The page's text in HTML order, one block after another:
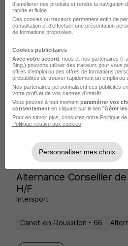
Rejoins notre Ecole
Technicien·ne
Decathlon
Perpignan - 66
492,22 - 1 823,03 € / mois
Voir l’offre
Alternance Conseiller
H/F
Intersport
Canet-en-Roussillon - 66
d'améliorer nos produits et rendre la navigation
rapide et fluide.
Ces cookies ou traceurs permettent enfin de
consultation et d'effectuer une présentation
de formations proposées.
Cookies publicitaires
Avec votre accord , nous et nos partenaires
Bing,) pouvons utiliser des traceurs pour vous
offres d’emploi ou des offres de formations
probabilités de trouver rapidement un emploi ou
Nos partenaires personnalisent ces publicités
votre profil et de vos centres d’intérêt.
Vous pouvez à tout moment paramétrer vos
consentement en cliquant sur le lien "Gérer
Pour en savoir plus, consultez notre Politique
Politique relative aux cookies
Personnaliser mes choix